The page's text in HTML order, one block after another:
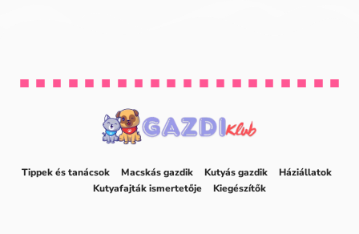
Tippek és tanácsok Macskás gazdik Kutyás gazdik
Háziállatok
Kutyafajták ismertetője
Kiegészítők